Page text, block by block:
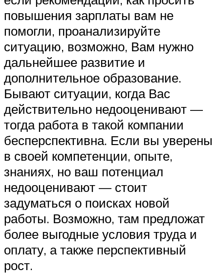
повышения зарплаты вам не
помогли, проанализируйте
ситуацию, возможно, Вам нужно
дальнейшее развитие и
дополнительное образование.
Бывают ситуации, когда Вас
действительно недооценивают —
тогда работа в такой компании
бесперспективна. Если вы уверены
в своей компетенции, опыте,
знаниях, но ваш потенциал
недооценивают — стоит
задуматься о поисках новой
работы. Возможно, там предложат
более выгодные условия труда и
оплату, а также перспективный
рост.